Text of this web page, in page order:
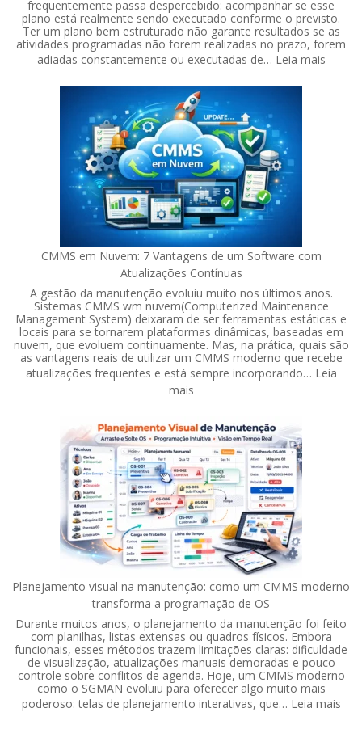
frequentemente passa despercebido: acompanhar se esse
plano está realmente sendo executado conforme o previsto.
Ter um plano bem estruturado não garante resultados se as
atividades programadas não forem realizadas no prazo, forem
adiadas constantemente ou executadas de… Leia mais:
CMMS em Nuvem: 7 Vantagens de um Software com
Atualizações Contínuas
A gestão da manutenção evoluiu muito nos últimos anos.
Sistemas CMMS wm nuvem(Computerized Maintenance
Management System) deixaram de ser ferramentas estáticas e
locais para se tornarem plataformas dinâmicas, baseadas em
nuvem, que evoluem continuamente. Mas, na prática, quais são
as vantagens reais de utilizar um CMMS moderno que recebe
atualizações frequentes e está sempre incorporando… Leia
mais:
em
Nuvem:
Vantagens
de
um
Software
com
Atualizações
Contínuas
Planejamento visual na manutenção: como um CMMS moderno
transforma a programação de OS
Durante muitos anos, o planejamento da manutenção foi feito
com planilhas, listas extensas ou quadros físicos. Embora
funcionais, esses métodos trazem limitações claras: dificuldade
de visualização, atualizações manuais demoradas e pouco
controle sobre conflitos de agenda. Hoje, um CMMS moderno
como o SGMAN evoluiu para oferecer algo muito mais
poderoso: telas de planejamento interativas, que… Leia mais: